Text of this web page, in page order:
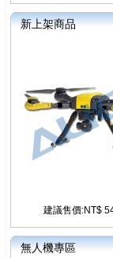
新上架商品
建議售價:NT$
無人機專區